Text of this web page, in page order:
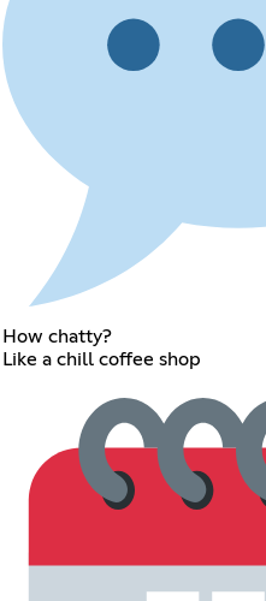
How chatty?
Like a chill coffee shop